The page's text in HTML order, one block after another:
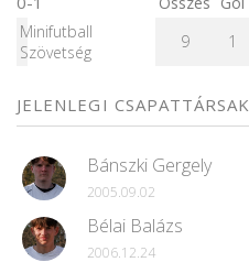
Minifutball
Szövetség
9 1
JELENLEGI CSAPATTÁRSAK
Bánszki Gergely
2005.09.02
Bélai Balázs
2006.12.24